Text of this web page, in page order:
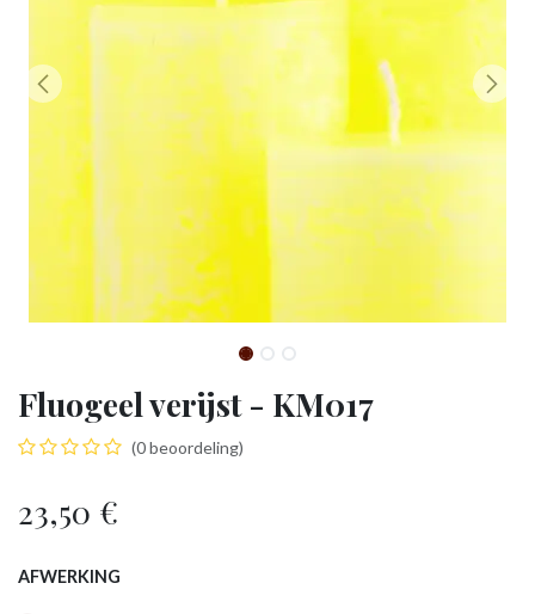
Fluogeel verijst - KM017
(0 beoordeling)
23,50 €
AFWERKING